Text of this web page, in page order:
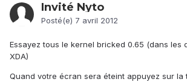
Invité Nyto
Posté(e) 7 avril 2012
Essayez tous le kernel bricked 0.65 (dans les
XDA)
Quand votre écran sera éteint appuyez sur la